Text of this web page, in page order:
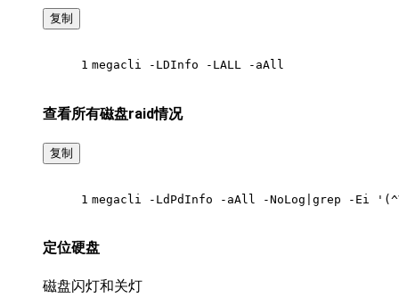
复制
1 megacli -LDInfo -LALL -aAll
查看所有磁盘raid情况
复制
1 megacli -LdPdInfo -aAll -NoLog|grep -Ei
定位硬盘
磁盘闪灯和关灯